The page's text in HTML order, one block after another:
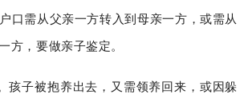
口需从父亲一方转入到母亲一方，或需从
方，要做亲子鉴定。
孩子被抱养出去，又需领养回来，或因躲